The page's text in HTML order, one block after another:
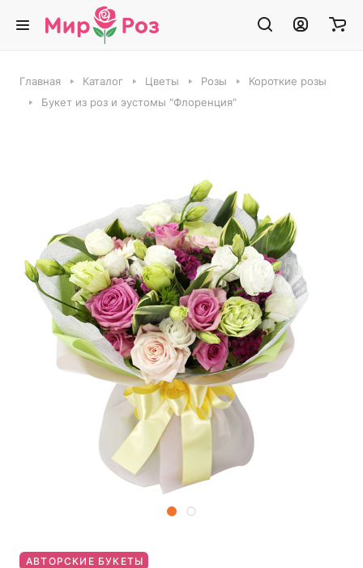
Главная Каталог Цветы Розы
Короткие розы
Букет из роз и эустомы "Флоренция"
АВТОРСКИЕ БУКЕТЫ